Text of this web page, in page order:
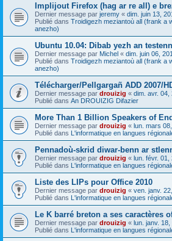
Implijout Firefox (hag ar re all) e
Dernier message par jeremy « dim. juin 13,
Publié dans Troidigezh meziantoù all (frank a
anezho)
Ubuntu 10.04: Dibab yezh an
Dernier message par Michel « dim. juin 06,
Publié dans Troidigezh meziantoù all (frank a
anezho)
Télécharger/Pellgargañ ADD 2007/
Dernier message par drouizig « dim. avr. 04,
Publié dans An DROUIZIG Difazier
More Than 1 Billion Speakers of
Dernier message par drouizig « lun. mars
Publié dans L'informatique en langues
Pennadoù-skrid diwar-benn ar
Dernier message par drouizig « lun. févr. 01,
Publié dans L'informatique en langues
Liste des LIPs pour Office 2010
Dernier message par drouizig « ven. janv.
Publié dans L'informatique en langues
Le K barré breton a ses caractères
Dernier message par drouizig « lun. janv.
Publié dans L'informatique en langues